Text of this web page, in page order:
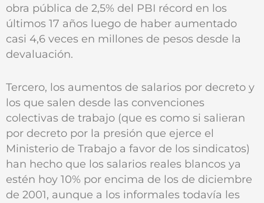
obra pública de 2,5% del PBI récord en los
últimos 17 años luego de haber aumentado
casi 4,6 veces en millones de pesos desde la
devaluación.
Tercero, los aumentos de salarios por decreto y
los que salen desde las convenciones
colectivas de trabajo (que es como si salieran
por decreto por la presión que ejerce el
Ministerio de Trabajo a favor de los sindicatos)
han hecho que los salarios reales blancos ya
estén hoy 10% por encima de los de diciembre
de 2001, aunque a los informales todavía les